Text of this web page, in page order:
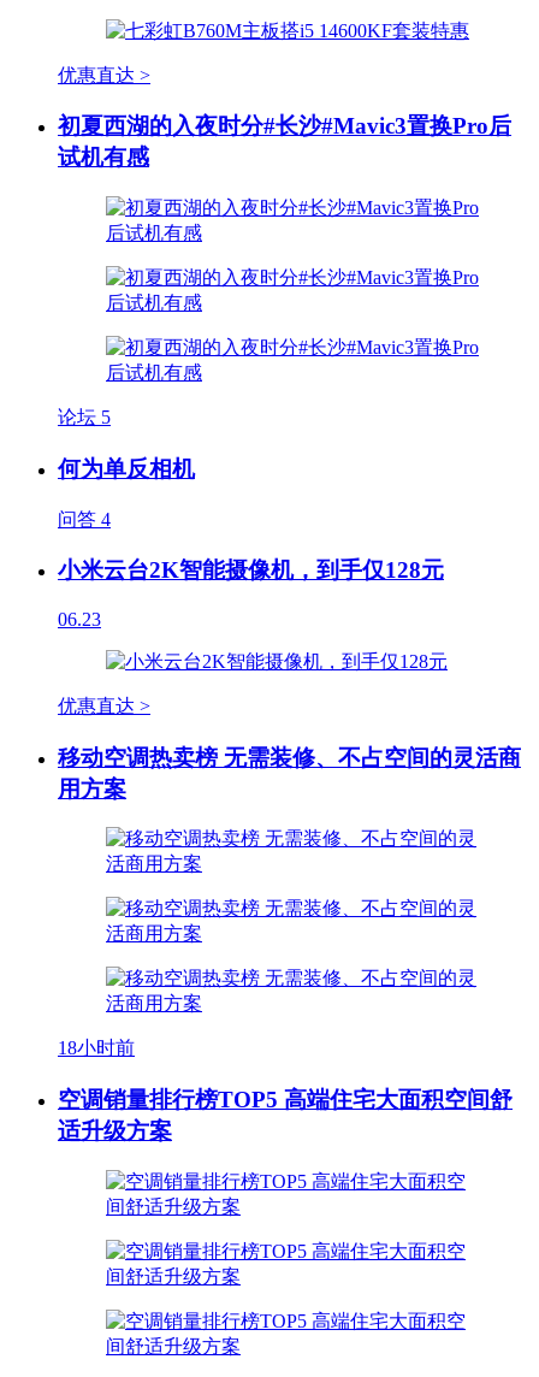
优惠直达 >
初夏西湖的入夜时分#长沙#Mavic3置换Pro后
试机有感
论坛 5
何为单反相机
问答 4
小米云台2K智能摄像机，到手仅128元
06.23
优惠直达 >
移动空调热卖榜 无需装修、不占空间的灵活商
用方案
18小时前
空调销量排行榜TOP5 高端住宅大面积空间舒
适升级方案